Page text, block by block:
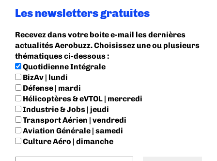
Les newsletters gratuites
Recevez dans votre boite e-mail les dernières
actualités Aerobuzz. Choisissez une ou plusieurs
thématiques ci-dessous :
Quotidienne Intégrale
BizAv | lundi
Défense | mardi
Hélicoptères & eVTOL | mercredi
Industrie & Jobs | jeudi
Transport Aérien | vendredi
Aviation Générale | samedi
Culture Aéro | dimanche